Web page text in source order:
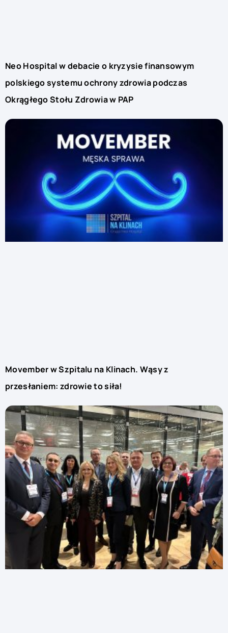
Neo Hospital w debacie o kryzysie finansowym
polskiego systemu ochrony zdrowia podczas
Okrągłego Stołu Zdrowia w PAP
Movember w Szpitalu na Klinach. Wąsy z
przesłaniem: zdrowie to siła!